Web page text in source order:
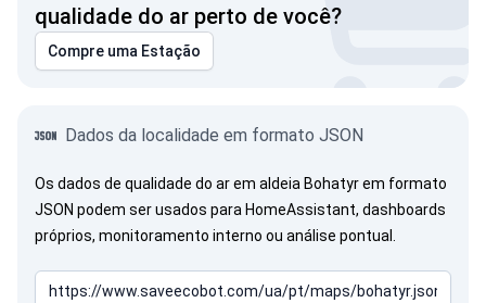
qualidade do ar perto de você?
Compre uma Estação
Dados da localidade em formato JSON
Os dados de qualidade do ar em aldeia Bohatyr em formato
JSON podem ser usados para HomeAssistant, dashboards
próprios, monitoramento interno ou análise pontual.